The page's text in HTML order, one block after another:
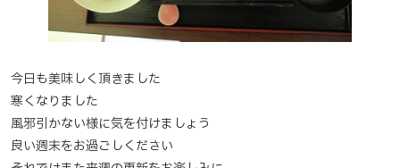
今日も美味しく頂きました
寒くなりました
風邪引かない様に気を付けましょう
良い週末をお過ごしください